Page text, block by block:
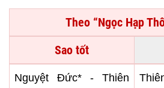
Theo “Ngọc Hạp
Sao tốt
Nguyệt Đức* - Thiên